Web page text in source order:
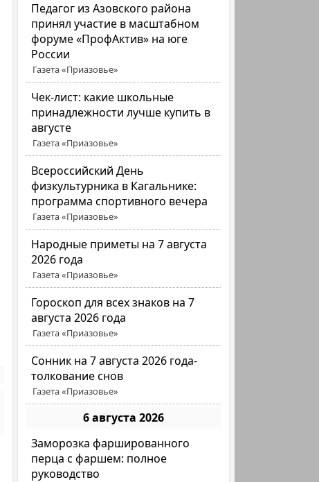
Педагог из Азовского района
принял участие в масштабном
форуме «ПрофАктив» на юге
России
Газета «Приазовье»
Чек-лист: какие школьные
принадлежности лучше купить в
августе
Газета «Приазовье»
Всероссийский День
физкультурника в Кагальнике:
программа спортивного вечера
Газета «Приазовье»
Народные приметы на 7 августа
2026 года
Газета «Приазовье»
Гороскоп для всех знаков на 7
августа 2026 года
Газета «Приазовье»
Сонник на 7 августа 2026 года-
толкование снов
Газета «Приазовье»
6 августа 2026
Заморозка фаршированного
перца с фаршем: полное
руководство